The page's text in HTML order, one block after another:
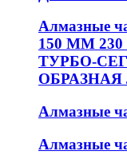
Алмазные
150 ММ
ТУРБО-
Алмазные
Алмазные